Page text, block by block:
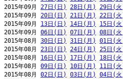
2015年09月 27日(日) 28日(月) 29日(
2015年09月 20日(日) 21日(月) 22日(
2015年09月 13日(日) 14日(月) 15日(
2015年09月 06日(日) 07日(月) 08日(
2015年08月 30日(日) 31日(月) 01日(
2015年08月 23日(日) 24日(月) 25日(
2015年08月 16日(日) 17日(月) 18日(
2015年08月 09日(日) 10日(月) 11日(
2015年08月 02日(日) 03日(月) 04日(